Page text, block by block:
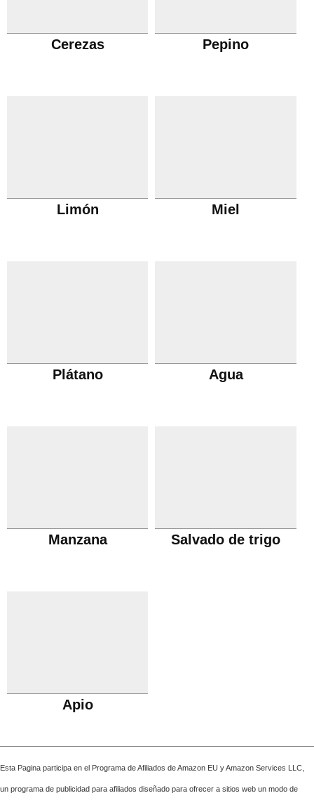
Cerezas Pepino
Limón Miel
Plátano Agua
Manzana Salvado de trigo
Apio
Esta Pagina participa en el Programa de Afiliados de Amazon EU y Amazon Services LLC,
un programa de publicidad para afiliados diseñado para ofrecer a sitios web un modo de